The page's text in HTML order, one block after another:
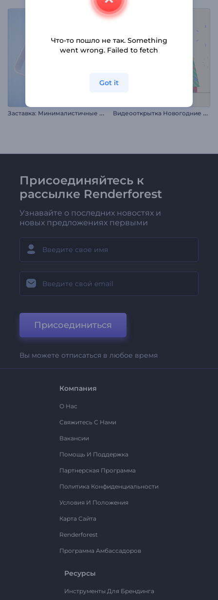
З
аставка: Минималистичные фигуры В
идеооткрытка Новогодние подарки
Присоединяйтесь к
рассылке Renderforest
Узнавайте о последних новостях и
новых предложениях первыми
Присоединиться
Вы можете отписаться в любое время
Компания
О Нас
Свяжитесь С Нами
Вакансии
Помощь И Поддержка
Партнерская Программа
Политика Конфиденциальности
Условия И Положения
Карта Сайта
Renderforest
Программа Амбассадоров
Ресурсы
Инструменты Для Брендинга
Что-то пошло не так. Something
went wrong. Failed to fetch
Got it